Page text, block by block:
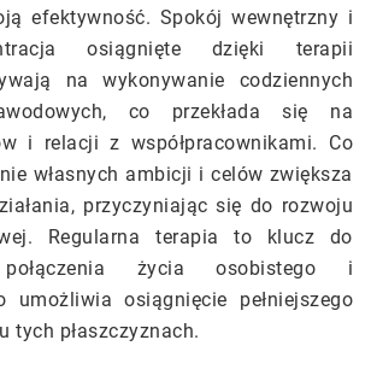
efektywność. Spokój wewnętrzny i
osiągnięte dzięki terapii
na wykonywanie codziennych
co przekłada się na
i relacji z współpracownikami. Co
własnych ambicji i celów zwiększa
przyczyniając się do rozwoju
Regularna terapia to klucz do
połączenia życia osobistego i
umożliwia osiągnięcie pełniejszego
tych płaszczyznach.